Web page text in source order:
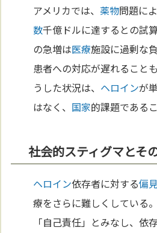
アメリカでは、 薬物問題に
数千億ドルに達するとの試
の急増は医療施設に過剰な
患者への対応が遅れること
うした状況は、 ヘロインが
はなく、 国家的課題である
社会的スティグマとそ
ヘロイン依存者に対する偏
療をさらに難しくしている
「自己責任」とみなし、依